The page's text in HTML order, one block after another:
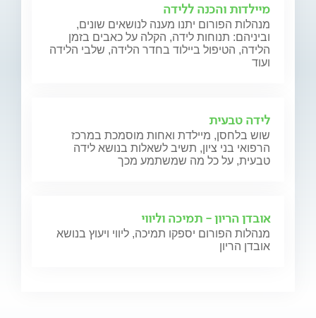
מיילדות והכנה ללידה
מנהלות הפורום יתנו מענה לנושאים שונים,
וביניהם: תנוחות לידה, הקלה על כאבים בזמן
הלידה, הטיפול ביילוד בחדר הלידה, שלבי הלידה
ועוד
לידה טבעית
שוש בלחסן, מיילדת ואחות מוסמכת במרכז
הרפואי בני ציון, תשיב לשאלות בנושא לידה
טבעית, על כל מה שמשתמע מכך
אובדן הריון - תמיכה וליווי
מנהלות הפורום יספקו תמיכה, ליווי ויעוץ בנושא
אובדן הריון